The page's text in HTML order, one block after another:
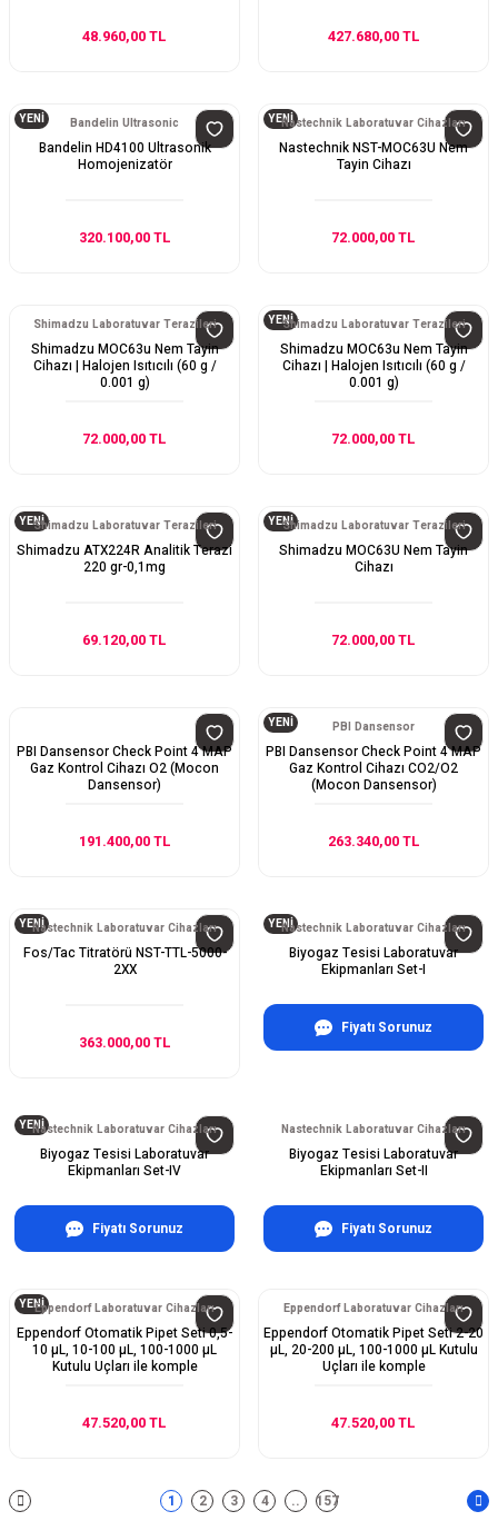
48.960,00 TL 427.680,00 TL
YENİ Bandelin Ultrasonic
Bandelin HD4100 Ultrasonik
Homojenizatör
320.100,00 TL
YENİNastechnik Laboratuvar Cihazları
Nastechnik NST-MOC63U Nem
Tayin Cihazı
72.000,00 TL
Shimadzu Laboratuvar Terazileri
Shimadzu MOC63u Nem Tayin
Cihazı | Halojen Isıtıcılı (60 g /
0.001 g)
72.000,00 TL
YENİShimadzu Laboratuvar Terazileri
Shimadzu MOC63u Nem Tayin
Cihazı | Halojen Isıtıcılı (60 g /
0.001 g)
72.000,00 TL
YENİShimadzu Laboratuvar Terazileri
Shimadzu ATX224R Analitik Terazi
220 gr-0,1mg
69.120,00 TL
YENİShimadzu Laboratuvar Terazileri
Shimadzu MOC63U Nem Tayin
Cihazı
72.000,00 TL
PBI Dansensor Check Point 4 MAP
Gaz Kontrol Cihazı O2 (Mocon
Dansensor)
191.400,00 TL
YENİ PBI Dansensor
PBI Dansensor Check Point 4 MAP
Gaz Kontrol Cihazı CO2/O2
(Mocon Dansensor)
263.340,00 TL
YENİNastechnik Laboratuvar Cihazları
Fos/Tac Titratörü NST-TTL-5000-
2XX
363.000,00 TL
YENİNastechnik Laboratuvar Cihazları
Biyogaz Tesisi Laboratuvar
Ekipmanları Set-I
Fiyatı Sorunuz
YENİNastechnik Laboratuvar Cihazları
Biyogaz Tesisi Laboratuvar
Ekipmanları Set-IV
Fiyatı Sorunuz
Nastechnik Laboratuvar Cihazları
Biyogaz Tesisi Laboratuvar
Ekipmanları Set-II
Fiyatı Sorunuz
YENİEppendorf Laboratuvar Cihazları
Eppendorf Otomatik Pipet Seti 0,5-
10 µL, 10-100 µL, 100-1000 µL
Kutulu Uçları ile komple
47.520,00 TL
Eppendorf Laboratuvar Cihazları
Eppendorf Otomatik Pipet Seti 2-20
µL, 20-200 µL, 100-1000 µL Kutulu
Uçları ile komple
47.520,00 TL
1 2 3 4 .. 157